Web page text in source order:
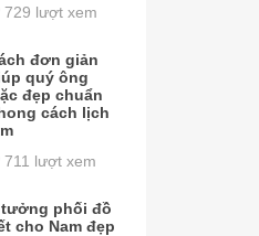
729 lượt xem
đơn giản
quý ông
đẹp chuẩn
cách lịch
711 lượt xem
tưởng phối đồ
cho Nam đẹp